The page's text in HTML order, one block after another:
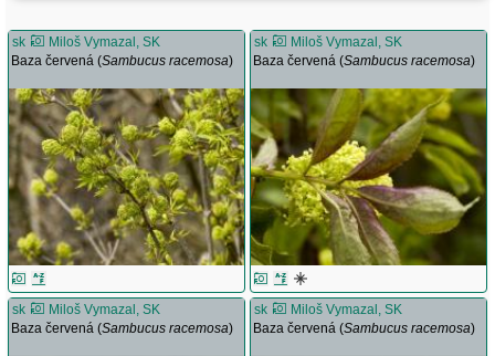
sk
Miloš Vymazal, SK
Baza červená (Sambucus racemosa)
sk
Miloš Vymazal, SK
Baza červená (Sambucus racemosa)
sk
Miloš Vymazal, SK
Baza červená (Sambucus racemosa)
sk
Miloš Vymazal, SK
Baza červená (Sambucus racemosa)